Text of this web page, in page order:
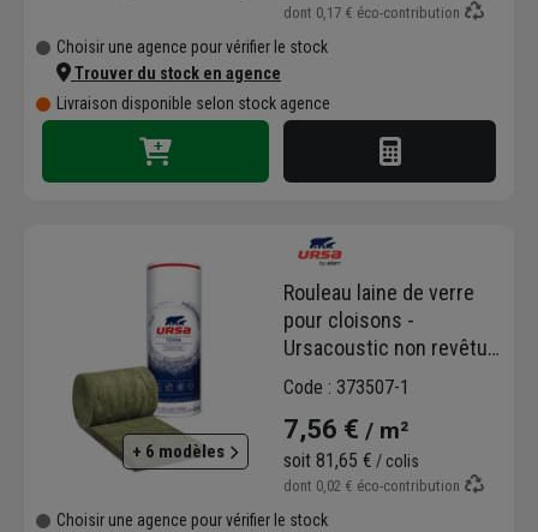
dont 0,17 € éco-contribution
Choisir une agence pour vérifier le stock
Trouver du stock en agence
Livraison disponible selon stock agence
+ 6 modèles
Rouleau laine de verre
pour cloisons -
Ursacoustic non revêtu -
R=1,50 m².K/W - 12,00 M
Code : 373507-1
7,56 € / m²
soit 81,65 € / colis
dont 0,02 € éco-contribution
Choisir une agence pour vérifier le stock